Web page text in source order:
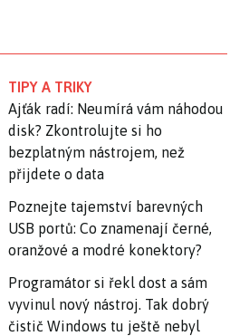
TIPY A TRIKY
Ajťák radí: Neumírá vám náhodou
disk? Zkontrolujte si ho
bezplatným nástrojem, než
přijdete o data
Poznejte tajemství barevných
USB portů: Co znamenají černé,
oranžové a modré konektory?
Programátor si řekl dost a sám
vyvinul nový nástroj. Tak dobrý
čistič Windows tu ještě nebyl